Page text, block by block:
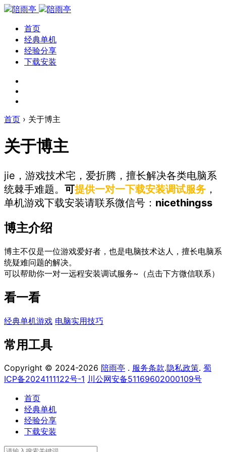
首页
经典单机
经验分享
下载安装
首页 › 关于博主
关于博主
jie，游戏技术宅，爱折腾，擅长解决各类电脑系
统棘手难题。 可提供一对一下载安装调试服务 ，
单机游戏下载安装请联系微信号： nicethingss
博主介绍
博主不仅是一位游戏爱好者，也是电脑技术达人，擅长电脑系
统疑难问题的解决。
可以帮助你一对一远程安装调试服务~（点击下方微信联系）
看一看
经典单机游戏 电脑实用技巧
常用工具
Copyright © 2024-2026 陪雨亭 . 服务条款.隐私政策. 蜀
ICP备2024111122号-1 川公网安备51169602000109号
首页
经典单机
经验分享
下载安装